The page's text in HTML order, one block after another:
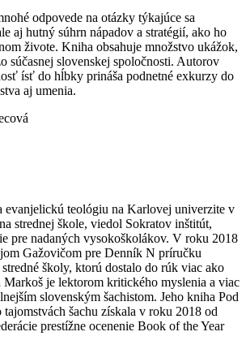
odpovede na otázky týkajúce sa
aj hutný súhrn nápadov a stratégií, ako ho
živote. Kniha obsahuje množstvo ukážok,
súčasnej slovenskej spoločnosti. Autorov
ísť do hĺbky prináša podnetné exkurzy do
aj umenia.
evanjelickú teológiu na Karlovej univerzite v
strednej škole, viedol Sokratov inštitút,
pre nadaných vysokoškolákov. V roku 2018
Gažovičom pre Denník N príručku
školy, ktorú dostalo do rúk viac ako
Markoš je lektorom kritického myslenia a viac
slovenským šachistom. Jeho kniha Pod
šachu získala v roku 2018 od
prestížne ocenenie Book of the Year